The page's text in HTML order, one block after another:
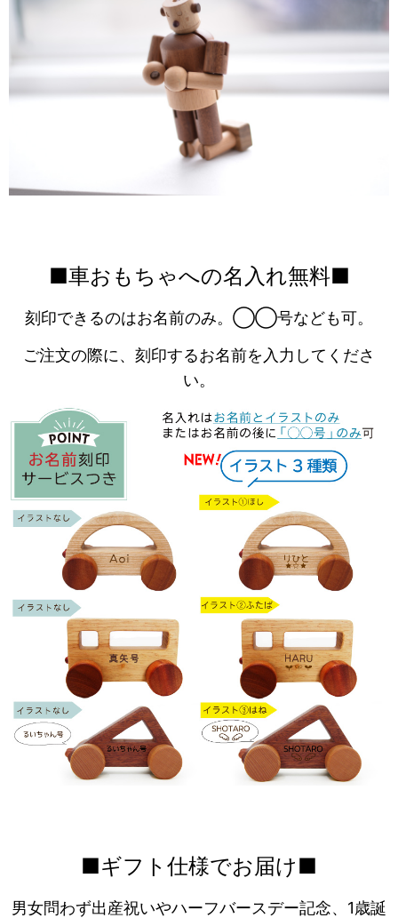
■車おもちゃへの名入れ無料■
刻印できるのはお名前のみ。◯◯号なども可。
ご注文の際に、刻印するお名前を入力してくださ
い。
■ギフト仕様でお届け■
男女問わず出産祝いやハーフバースデー記念、1歳誕